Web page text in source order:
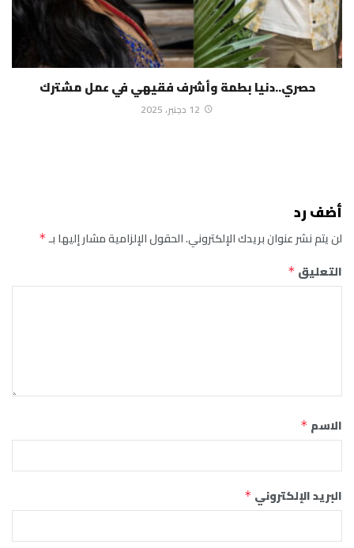
حصري..دنيا بطمة وأشرف فقيهي في عمل مشترك
12 دجنبر، 2025
أضف رد
لن يتم نشر عنوان بريدك الإلكتروني.الحقول الإلزامية مشار إليها بـ*
التعليق *
الاسم *
البريد الإلكتروني *